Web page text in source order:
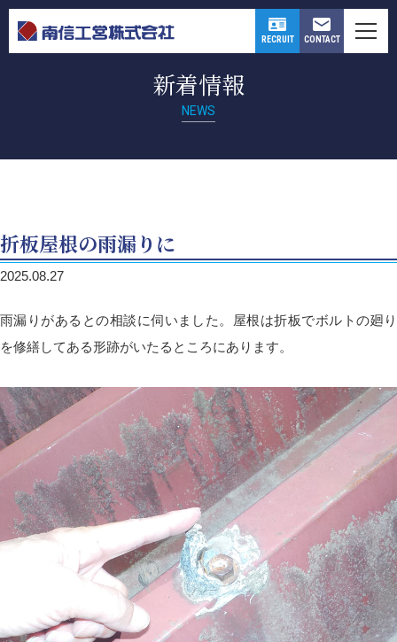
RECRUIT CONTACT
新着情報
NEWS
折板屋根の雨漏りに
2025.08.27
雨漏りがあるとの相談に伺いました。屋根は折板でボルトの廻り
を修繕してある形跡がいたるところにあります。